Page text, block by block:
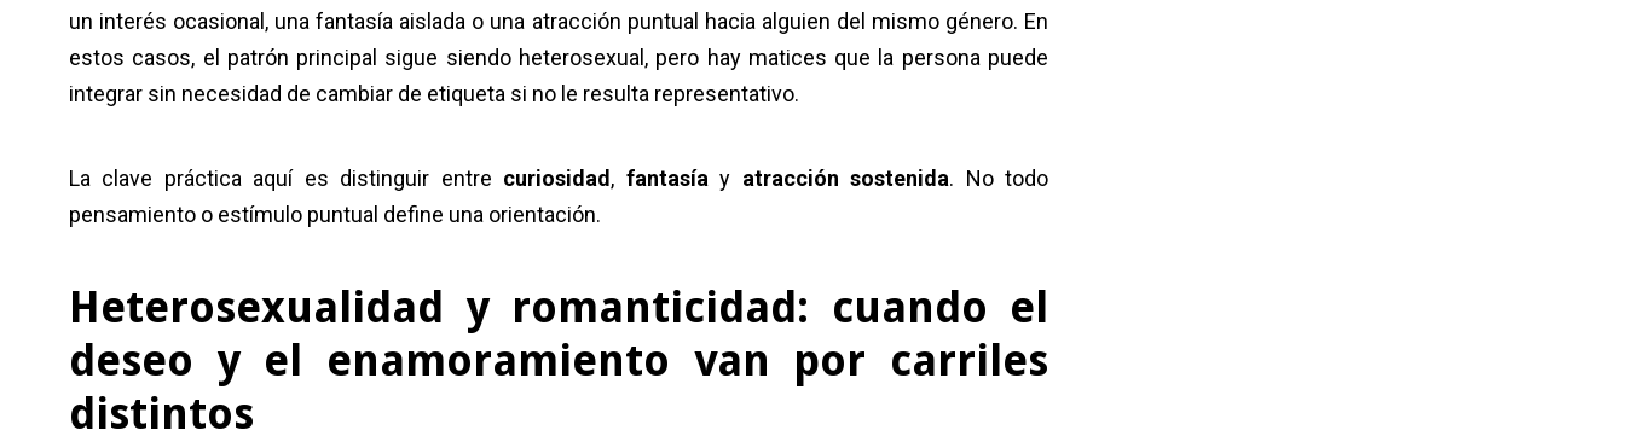
un interés ocasional, una fantasía aislada o una atracción puntual hacia alguien del mismo género. En
estos casos, el patrón principal sigue siendo heterosexual, pero hay matices que la persona puede
integrar sin necesidad de cambiar de etiqueta si no le resulta representativo.
La clave práctica aquí es distinguir entre curiosidad, fantasíay atracción sostenida. No todo
pensamiento o estímulo puntual define una orientación.
Heterosexualidad y romanticidad: cuando el
deseo y el enamoramiento van por carriles
distintos